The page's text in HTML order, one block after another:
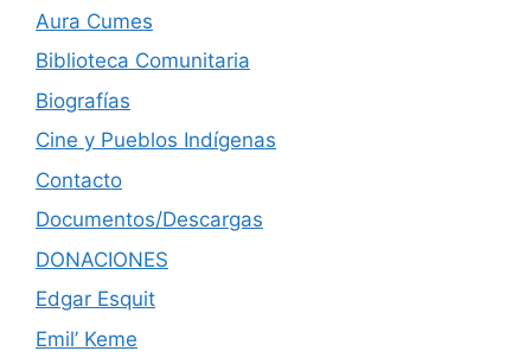
Aura Cumes
Biblioteca Comunitaria
Biografías
Cine y Pueblos Indígenas
Contacto
Documentos/Descargas
DONACIONES
Edgar Esquit
Emil’ Keme